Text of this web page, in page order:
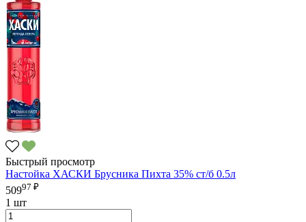
Быстрый просмотр
Настойка ХАСКИ Брусника Пихта 35% ст/б 0.5л
50997 ₽
1 шт